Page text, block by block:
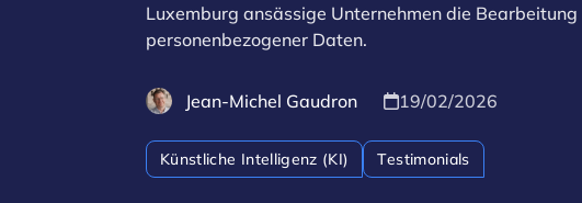
Luxemburg ansässige Unternehmen die
personenbezogener Daten.
Jean-Michel Gaudron 19/02/2026
Künstliche Intelligenz (KI) Testimonials